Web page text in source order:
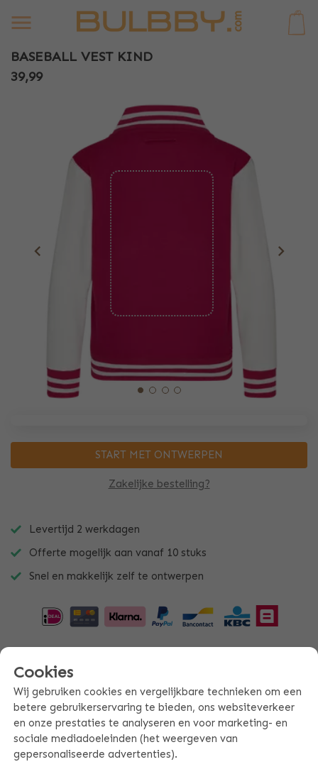
BASEBALL VEST KIND
39,99
Zakelijke bestelling?
START MET ONTWERPEN
Levertijd 2 werkdagen
Offerte mogelijk aan vanaf 10 stuks
Snel en makkelijk zelf te ontwerpen
PRODUCT SPECIFICATIES
PRODUCTINFORMATIE
Cookies
Wij gebruiken cookies en vergelijkbare technieken om een
betere gebruikerservaring te bieden, ons websiteverkeer
en onze prestaties te analyseren en voor marketing- en
sociale mediadoeleinden (het weergeven van
gepersonaliseerde advertenties).